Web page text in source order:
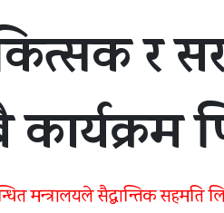
र
मन्त्रालयले सैद्बान्तिक सहमति